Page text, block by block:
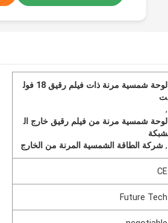
لوحة شمسية مرنة ذات فيلم رقيق 18 فول
ت
,
لوحة شمسية مرنة من فيلم رقيق خارج ال
شبكة
,شركة الطاقة الشمسية المرنة من الخارج
CE
Future Tech